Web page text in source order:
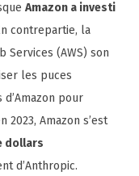
Amazon a investi
contrepartie, la
Services (AWS) son
les puces
pour
2023, Amazon s’est
dollars
d’Anthropic.